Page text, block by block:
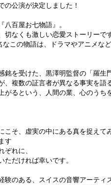
の公演が決定しました！
八百屋お七物語』。
なくも激しい恋愛ストーリーです
なこの物語は、ドラマやアニメな
を受けた、黒澤明監督の「羅生
、複数の証言者が異なる事実を語
がるという、人間の業、心のうち
こそ、虚実の中にある真を捉えて
す
ぞれに、
ただければ幸いです。
験のある、スイスの音響アーティ